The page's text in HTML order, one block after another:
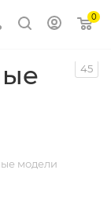
0
45
модели